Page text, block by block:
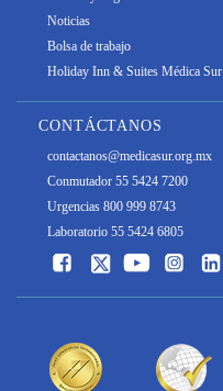
Noticias
Bolsa de trabajo
Holiday Inn & Suites Médica Sur
CONTÁCTANOS
contactanos@medicasur.org.mx
Conmutador 55 5424 7200
Urgencias 800 999 8743
Laboratorio 55 5424 6805